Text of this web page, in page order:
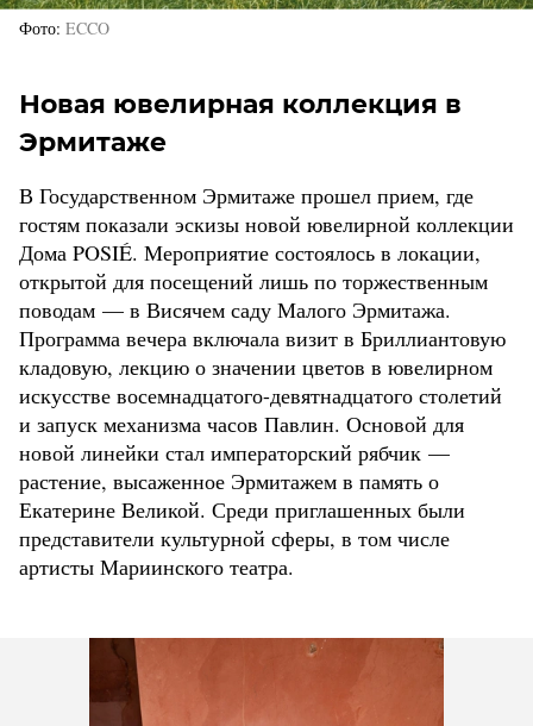
Фото ECCO
Новая ювелирная коллекция в
Эрмитаже
В Государственном Эрмитаже прошел прием, где
гостям показали эскизы новой ювелирной коллекции
Дома POSIÉ. Мероприятие состоялось в локации,
открытой для посещений лишь по торжественным
поводам — в Висячем саду Малого Эрмитажа.
Программа вечера включала визит в Бриллиантовую
кладовую, лекцию о значении цветов в ювелирном
искусстве восемнадцатого-девятнадцатого столетий
и запуск механизма часов Павлин. Основой для
новой линейки стал императорский рябчик —
растение, высаженное Эрмитажем в память о
Екатерине Великой. Среди приглашенных были
представители культурной сферы, в том числе
артисты Мариинского театра.